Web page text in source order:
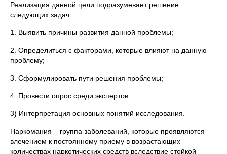
Реализация данной цели подразумевает решение
следующих задач:
1. Выявить причины развития данной проблемы;
2. Определиться с факторами, которые влияют на данную
проблему;
3. Сформулировать пути решения проблемы;
4. Провести опрос среди экспертов.
3) Интерпретация основных понятий исследования.
Наркомания – группа заболеваний, которые проявляются
влечением к постоянному приему в возрастающих
количествах наркотических средств вследствие стойкой